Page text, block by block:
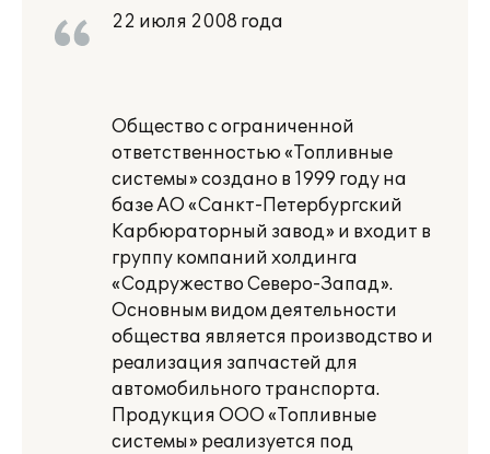
22 июля 2008 года
Общество с ограниченной
ответственностью «Топливные
системы» создано в 1999 году на
базе АО «Санкт-Петербургский
Карбюраторный завод» и входит в
группу компаний холдинга
«Содружество Северо-Запад».
Основным видом деятельности
общества является производство и
реализация запчастей для
автомобильного транспорта.
Продукция ООО «Топливные
системы» реализуется под